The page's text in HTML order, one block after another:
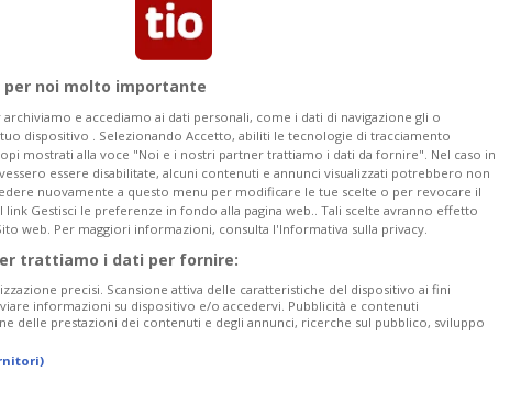
TENNIS
per noi molto importante
archiviamo e accediamo ai dati personali, come i dati di navigazione gli o
dispositivo . Selezionando Accetto, abiliti le tecnologie di tracciamento
mostrati alla voce "Noi e i nostri partner trattiamo i dati da fornire". Nel caso in
essere disabilitate, alcuni contenuti e annunci visualizzati potrebbero non
nuovamente a questo menu per modificare le tue scelte o per revocare il
link Gestisci le preferenze in fondo alla pagina web.. Tali scelte avranno effetto
web. Per maggiori informazioni, consulta l'Informativa sulla privacy.
trattiamo i dati per fornire:
precisi. Scansione attiva delle caratteristiche del dispositivo ai fini
informazioni su dispositivo e/o accedervi. Pubblicità e contenuti
delle prestazioni dei contenuti e degli annunci, ricerche sul pubblico, sviluppo